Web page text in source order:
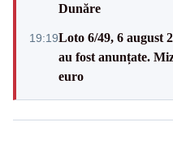
Dunăre
19:19Loto 6/49, 6 august
au fost anunțate.
euro